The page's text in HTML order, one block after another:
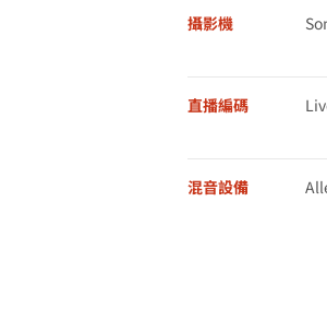
攝影機
直播編碼
混音設備